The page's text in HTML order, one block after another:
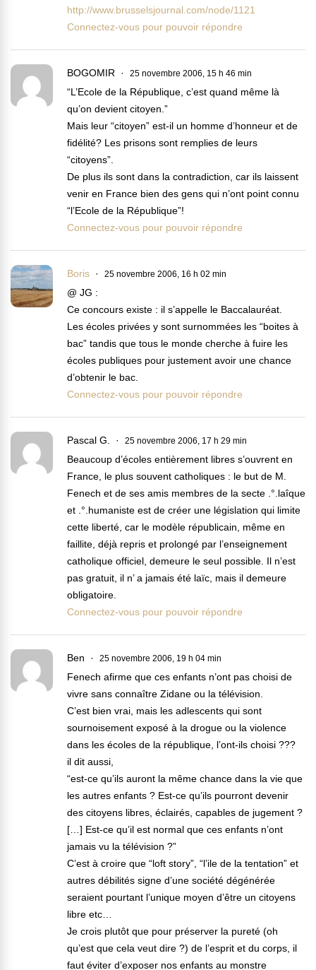
http://www.brusselsjournal.com/node/1121
Connectez-vous pour pouvoir répondre
BOGOMIR 25 novembre 2006, 15 h 46 min
“L’Ecole de la République, c’est quand même là
qu’on devient citoyen.”
Mais leur “citoyen” est-il un homme d’honneur et de
fidélité? Les prisons sont remplies de leurs
“citoyens”.
De plus ils sont dans la contradiction, car ils laissent
venir en France bien des gens qui n’ont point connu
“l’Ecole de la République”!
Connectez-vous pour pouvoir répondre
Boris 25 novembre 2006, 16 h 02 min
@ JG :
Ce concours existe : il s’appelle le Baccalauréat.
Les écoles privées y sont surnommées les “boites à
bac” tandis que tous le monde cherche à fuire les
écoles publiques pour justement avoir une chance
d’obtenir le bac.
Connectez-vous pour pouvoir répondre
Pascal G. 25 novembre 2006, 17 h 29 min
Beaucoup d’écoles entièrement libres s’ouvrent en
France, le plus souvent catholiques : le but de M.
Fenech et de ses amis membres de la secte .°.laîque
et .°.humaniste est de créer une législation qui limite
cette liberté, car le modèle républicain, même en
faillite, déjà repris et prolongé par l’enseignement
catholique officiel, demeure le seul possible. Il n’est
pas gratuit, il n’ a jamais été laïc, mais il demeure
obligatoire.
Connectez-vous pour pouvoir répondre
Ben 25 novembre 2006, 19 h 04 min
Fenech afirme que ces enfants n’ont pas choisi de
vivre sans connaître Zidane ou la télévision.
C’est bien vrai, mais les adlescents qui sont
sournoisement exposé à la drogue ou la violence
dans les écoles de la république, l’ont-ils choisi ???
il dit aussi,
“est-ce qu’ils auront la même chance dans la vie que
les autres enfants ? Est-ce qu’ils pourront devenir
des citoyens libres, éclairés, capables de jugement ?
[…] Est-ce qu’il est normal que ces enfants n’ont
jamais vu la télévision ?”
C’est à croire que “loft story”, “l’ile de la tentation” et
autres débilités signe d’une société dégénérée
seraient pourtant l’unique moyen d’être un citoyens
libre etc…
Je crois plutôt que pour préserver la pureté (oh
qu’est que cela veut dire ?) de l’esprit et du corps, il
faut éviter d’exposer nos enfants au monstre